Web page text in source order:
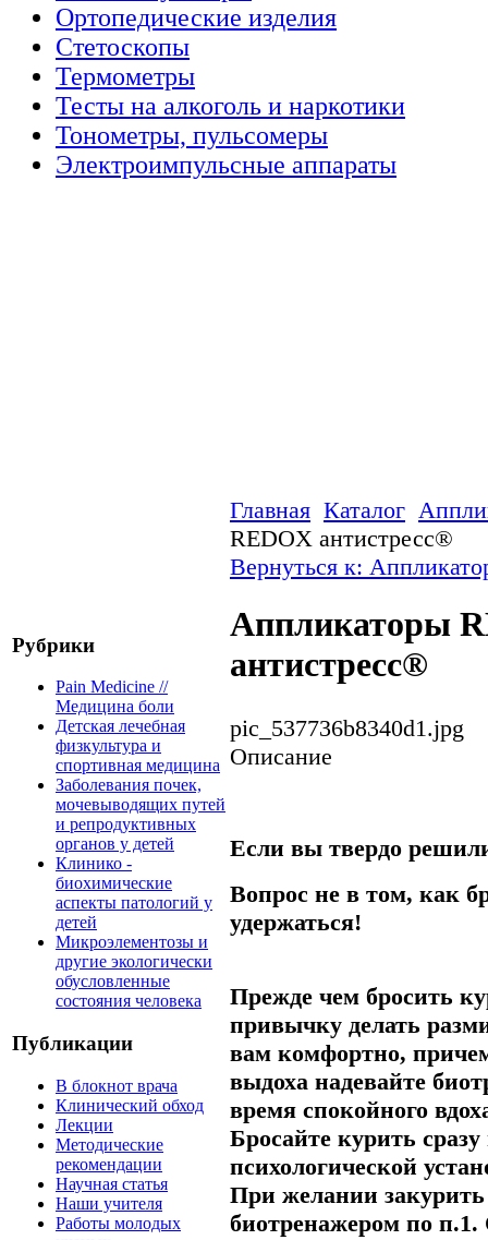
Ортопедические изделия
Стетоскопы
Термометры
Тесты на алкоголь и наркотики
Тонометры, пульсомеры
Электроимпульсные аппараты
Рубрики
Pain Medicine //
Медицина боли
Детская лечебная
физкультура и
спортивная медицина
Заболевания почек,
мочевыводящих путей
и репродуктивных
органов у детей
Клинико -
биохимические
аспекты патологий у
детей
Микроэлементозы и
другие экологически
обусловленные
состояния человека
Публикации
В блокнот врача
Клинический обход
Лекции
Методические
рекомендации
Научная статья
Наши учителя
Работы молодых
Главная Каталог
REDOX антистресс®
Вернуться к:
Аппликаторы
антистресс®
pic_537736b8340d1.jpg
Описание
Если вы твердо
Вопрос не в том, как
удержаться!
Прежде чем бросить
привычку делать
вам комфортно,
выдоха надевайте
время спокойного
Бросайте курить
психологической
При желании
биотренажером по